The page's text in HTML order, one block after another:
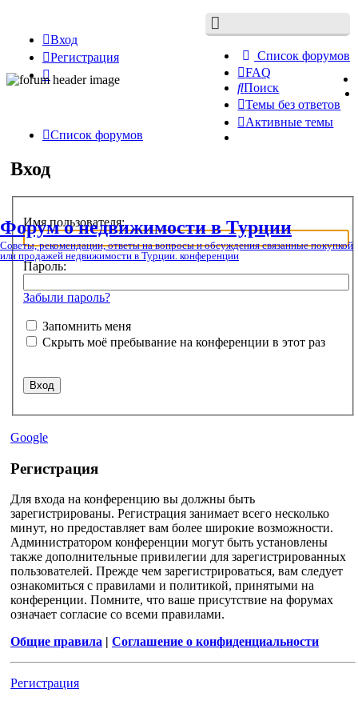
Список форумов
FAQ
Поиск
Темы без ответов
Активные темы
Вход
Регистрация
Форум о недвижимости в Турции
Советы, рекомендации, ответы на вопросы и обсуждения связанные покупкой
или продажей недвижимости в Турции. конференции
Список форумов
Вход
Имя пользователя:
Пароль:
Забыли пароль?
Запомнить меня
Скрыть моё пребывание на конференции в этот раз
Google
Регистрация
Для входа на конференцию вы должны быть
зарегистрированы. Регистрация занимает всего несколько
минут, но предоставляет вам более широкие возможности.
Администратором конференции могут быть установлены
также дополнительные привилегии для зарегистрированных
пользователей. Прежде чем зарегистрироваться, вам следует
ознакомиться с правилами и политикой, принятыми на
конференции. Помните, что ваше присутствие на форумах
означает согласие со всеми правилами.
Общие правила | Соглашение о конфиденциальности
Регистрация